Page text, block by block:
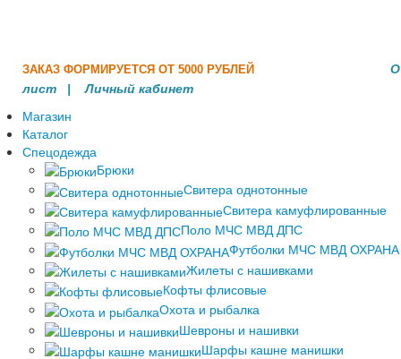
ЗАКАЗ ФОРМИРУЕТСЯ ОТ 5000 РУБЛЕЙ
О
лист |Личный кабинет
Магазин
Каталог
Спецодежда
Брюки
Свитера однотонные
Свитера камуфлированные
Поло МЧС МВД ДПС
Футболки МЧС МВД ОХРАНА
Жилеты с нашивками
Кофты флисовые
Охота и рыбалка
Шевроны и нашивки
Шарфы кашне манишки